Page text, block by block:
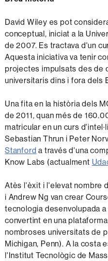
David Wiley es pot
conceptual, iniciat a la
de 2007. Es tractava d'un
Aquesta iniciativa va tenir
projectes impulsats des de
universitaris dins i fora dels
Una fita en la història dels
de 2011, quan més de
matricular en un curs
Sebastian Thrun i Peter
Stanford a través d'una
Know Labs (actualment
Atès l'èxit i l'elevat nombre
i Andrew Ng van crear
tecnologia desenvolupada
convertint en una
nombroses universitats de
Michigan, Penn). A la costa
l'Institut Tecnològic de